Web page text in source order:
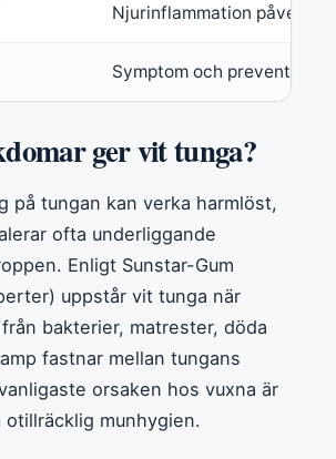
Njurinflammation påverkar
Symptom och prevention
ger vit tunga?
på tungan kan verka harmlöst,
ofta underliggande
Enligt Sunstar-Gum
uppstår vit tunga när
bakterier, matrester, döda
fastnar mellan tungans
orsaken hos vuxna är
munhygien.